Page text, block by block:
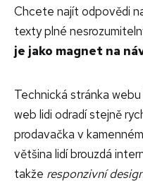
Chcete najít odpovědi
texty plné
je jako magnet na
Technická stránka
web lidi odradí stejně
prodavačka v
většina lidí brouzdá
takže responzivní